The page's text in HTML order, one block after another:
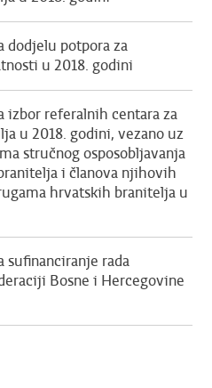
dodjelu potpora za
u 2018. godini
izbor referalnih centara za
u 2018. godini, vezano uz
stručnog osposobljavanja
i članova njihovih
hrvatskih branitelja u
sufinanciranje rada
Bosne i Hercegovine